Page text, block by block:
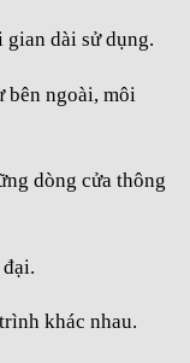
dài sử dụng.
bên ngoài, môi
dòng cửa thông
khác nhau.